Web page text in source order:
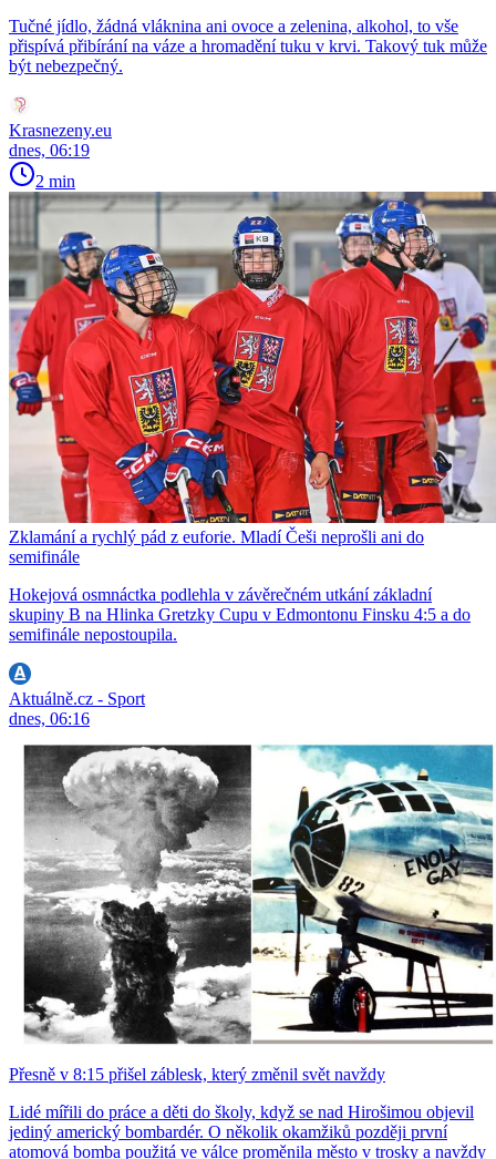
Tučné jídlo, žádná vláknina ani ovoce a zelenina, alkohol, to vše
přispívá přibírání na váze a hromadění tuku v krvi. Takový tuk může
být nebezpečný.
Krasnezeny.eu
dnes, 06:19
2 min
Zklamání a rychlý pád z euforie. Mladí Češi neprošli ani do
semifinále
Hokejová osmnáctka podlehla v závěrečném utkání základní
skupiny B na Hlinka Gretzky Cupu v Edmontonu Finsku 4:5 a do
semifinále nepostoupila.
Aktuálně.cz - Sport
dnes, 06:16
Přesně v 8:15 přišel záblesk, který změnil svět navždy
Lidé mířili do práce a děti do školy, když se nad Hirošimou objevil
jediný americký bombardér. O několik okamžiků později první
atomová bomba použitá ve válce proměnila město v trosky a navždy